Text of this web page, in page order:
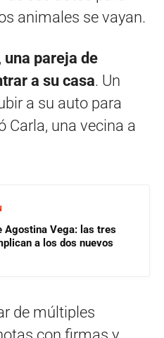
animales se vayan.
una pareja de
a su casa. Un
a su auto para
Carla, una vecina a
Agostina Vega: las tres
a los dos nuevos
de múltiples